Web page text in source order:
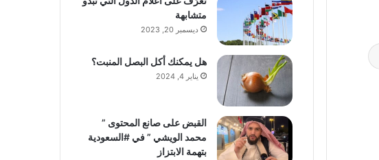
متشابهة
ديسمبر 20, 2023
هل يمكنك أكل البصل المنبت؟
يناير 4, 2024
القبض على صانع المحتوى ”
محمد الويشي ” في #السعودية
بتهمة الابتزاز